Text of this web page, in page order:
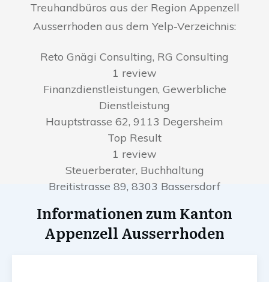
Treuhandbüros aus der Region Appenzell
Ausserrhoden aus dem Yelp-Verzeichnis:
Reto Gnägi Consulting, RG Consulting
1 review
Finanzdienstleistungen, Gewerbliche
Dienstleistung
Hauptstrasse 62, 9113 Degersheim
Top Result
1 review
Steuerberater, Buchhaltung
Breitistrasse 89, 8303 Bassersdorf
Informationen zum Kanton
Appenzell Ausserrhoden